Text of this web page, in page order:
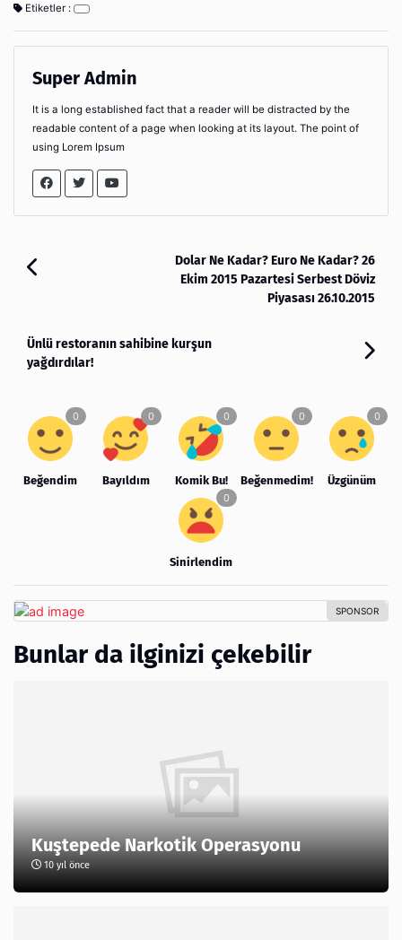
Etiketler :
Super Admin
It is a long established fact that a reader will be distracted by the
readable content of a page when looking at its layout. The point of
using Lorem Ipsum
Dolar Ne Kadar? Euro Ne Kadar? 26
Ekim 2015 Pazartesi Serbest Döviz
Piyasası 26.10.2015
Ünlü restoranın sahibine kurşun
yağdırdılar!
Beğendim Bayıldım Komik Bu! Beğenmedim! Üzgünüm
Sinirlendim
Bunlar da ilginizi çekebilir
Kuştepede Narkotik Operasyonu
10 yıl önce